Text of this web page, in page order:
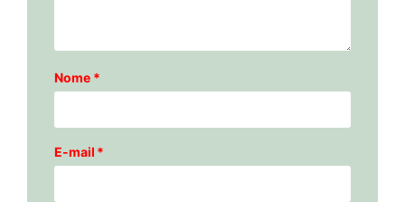
Nome *
E-mail *